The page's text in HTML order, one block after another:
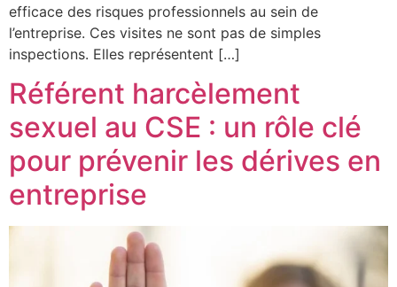
efficace des risques professionnels au sein de
l’entreprise. Ces visites ne sont pas de simples
inspections. Elles représentent […]
Référent harcèlement
sexuel au CSE : un rôle clé
pour prévenir les dérives en
entreprise